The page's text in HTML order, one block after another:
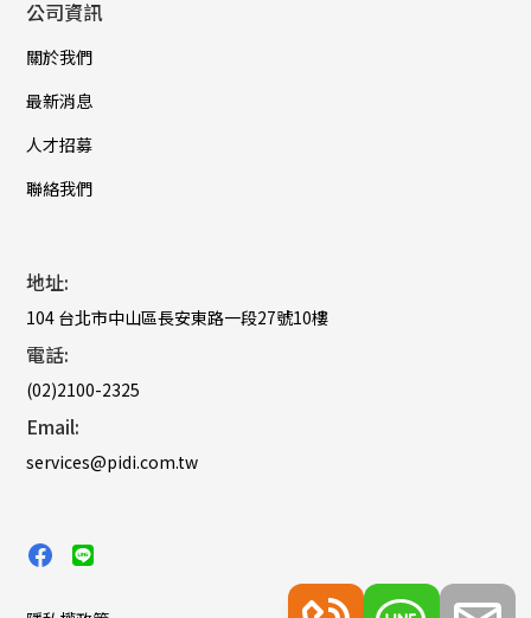
公司資訊
關於我們
最新消息
人才招募
聯絡我們
地址:
104 台北市中山區長安東路一段27號10樓
電話:
(02)2100-2325
Email:
services@pidi.com.tw